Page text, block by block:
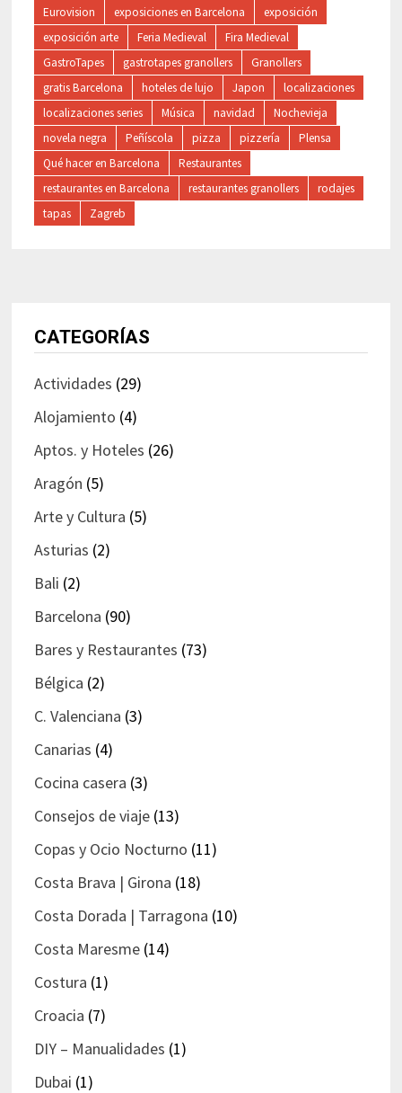
Eurovision exposiciones en Barcelona
exposición
exposición arte
Feria Medieval
Fira Medieval
GastroTapes
gastrotapes granollers
Granollers
gratis Barcelona
hoteles de lujo Japon
localizaciones
localizaciones series
Música navidad
Nochevieja
novela negra
Peñíscola pizza pizzería
Plensa
Qué hacer en Barcelona
Restaurantes
restaurantes en Barcelona
restaurantes granollers
rodajes
tapas
Zagreb
CATEGORÍAS
Actividades (29)
Alojamiento (4)
Aptos. y Hoteles (26)
Aragón (5)
Arte y Cultura (5)
Asturias (2)
Bali (2)
Barcelona (90)
Bares y Restaurantes (73)
Bélgica (2)
C. Valenciana (3)
Canarias (4)
Cocina casera (3)
Consejos de viaje(13)
Copas y Ocio Nocturno (11)
Costa Brava | Girona (18)
Costa Dorada | Tarragona (10)
Costa Maresme(14)
Costura (1)
Croacia (7)
DIY – Manualidades (1)
Dubai (1)